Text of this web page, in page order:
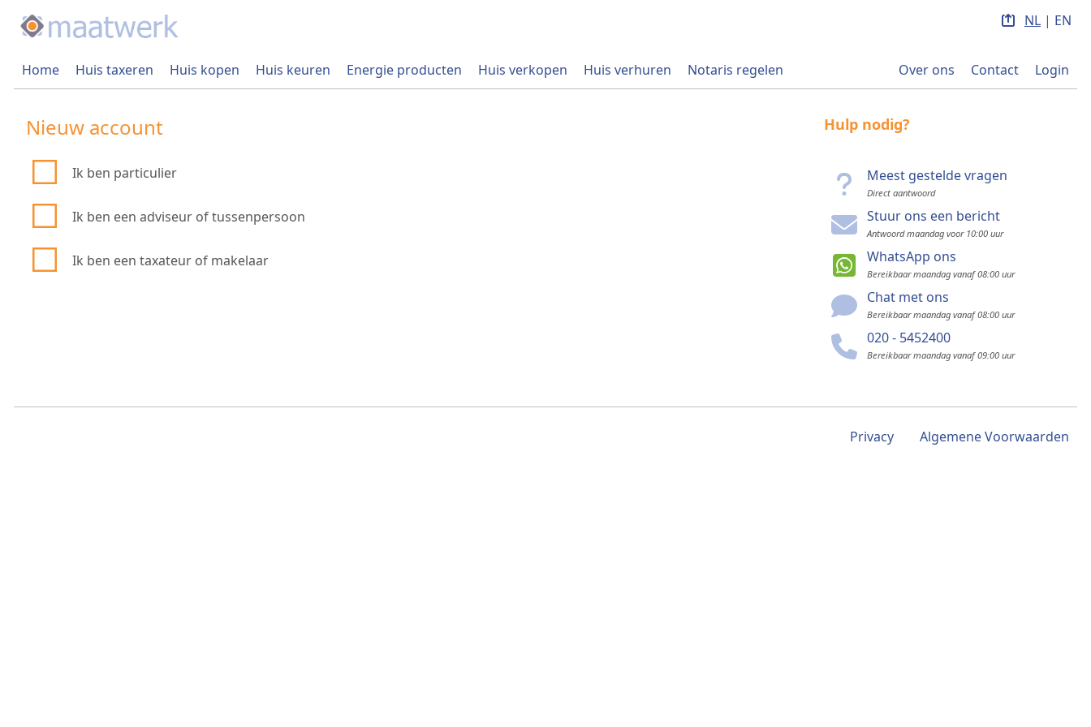
NL | EN
Home Huis taxeren Huis kopen Huis keuren Energie producten Huis verkopen Huis verhuren Notaris regelen Login
Contact
Over ons
Nieuw account
Ik ben particulier
Ik ben een adviseur of tussenpersoon
Ik ben een taxateur of makelaar
Hulp nodig?
Meest gestelde vragen
Direct aantwoord
Stuur ons een bericht
Antwoord maandag voor 10:00 uur
WhatsApp ons
Bereikbaar maandag vanaf 08:00 uur
Chat met ons
Bereikbaar maandag vanaf 08:00 uur
020 - 5452400
Bereikbaar maandag vanaf 09:00 uur
Privacy Algemene Voorwaarden